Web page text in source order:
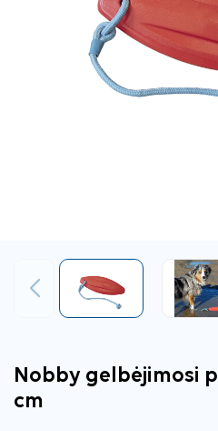
Ankstesnis
Nobby gelbėjimosi
cm